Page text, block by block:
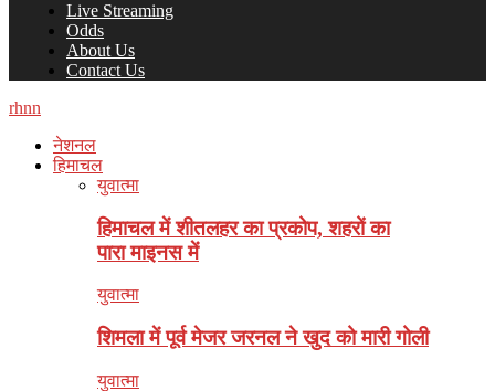
Live Streaming
Odds
About Us
Contact Us
rhnn
नेशनल
हिमाचल
युवात्मा
हिमाचल में शीतलहर का प्रकोप, शहरों का
पारा माइनस में
युवात्मा
शिमला में पूर्व मेजर जरनल ने खुद को मारी गोली
युवात्मा